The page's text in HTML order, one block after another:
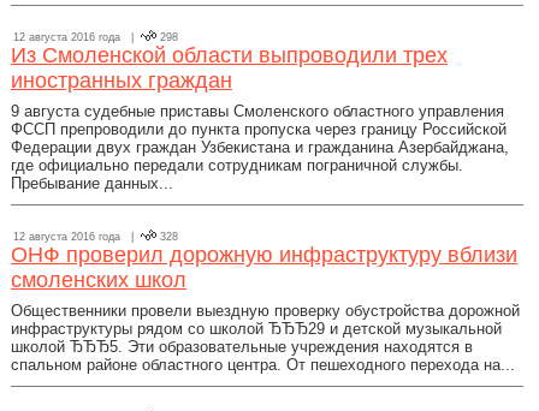
12 августа 2016 года | 298
Из Смоленской области выпроводили трех
иностранных граждан
9 августа судебные приставы Смоленского областного управления
ФССП препроводили до пункта пропуска через границу Российской
Федерации двух граждан Узбекистана и гражданина Азербайджана,
где официально передали сотрудникам пограничной службы.
Пребывание данных...
12 августа 2016 года | 328
ОНФ проверил дорожную инфраструктуру вблизи
смоленских школ
Общественники провели выездную проверку обустройства дорожной
инфраструктуры рядом со школой ЂЂЂ29 и детской музыкальной
школой ЂЂЂ5. Эти образовательные учреждения находятся в
спальном районе областного центра. От пешеходного перехода на...